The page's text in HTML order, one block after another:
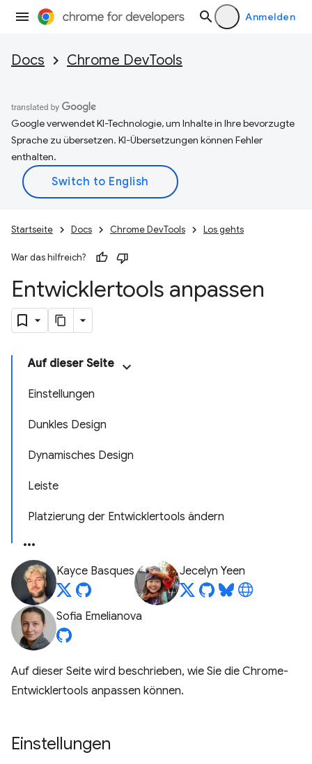
Anmelden
Docs Chrome DevTools
Google verwendet KI-Technologie, um Inhalte in Ihre bevorzugte
Sprache zu übersetzen. KI-Übersetzungen können Fehler
enthalten.
Startseite Docs Chrome DevTools Los gehts
War das hilfreich?
Entwicklertools anpassen
Auf dieser Seite
Einstellungen
Dunkles Design
Dynamisches Design
Leiste
Platzierung der Entwicklertools ändern
Kayce Basques Jecelyn Yeen
Sofia Emelianova
Auf dieser Seite wird beschrieben, wie Sie die Chrome-
Entwicklertools anpassen können.
Einstellungen